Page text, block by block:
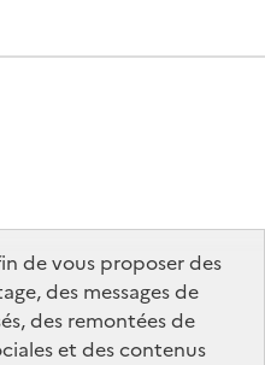
de vous proposer des
des messages de
des remontées de
et des contenus